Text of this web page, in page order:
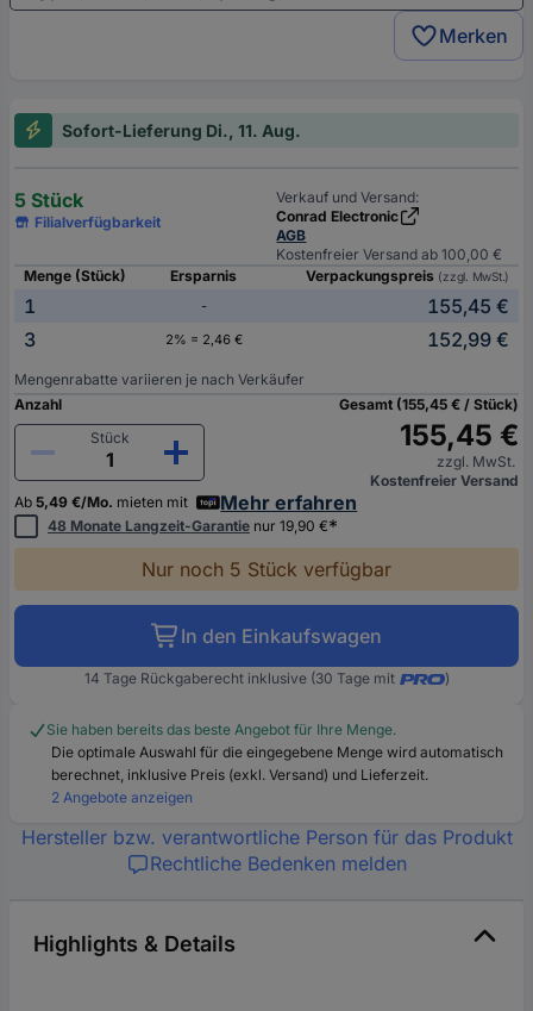
Merken
Sofort-Lieferung Di., 11. Aug.
5 Stück
Filialverfügbarkeit
Verkauf und Versand:
Conrad Electronic
AGB
Kostenfreier Versand ab 100,00 €
Menge (Stück)
Ersparnis Verpackungspreis (zzgl. MwSt.)
1 -
155,45 €
3
2% = 2,46 € 152,99 €
Mengenrabatte variieren je nach Verkäufer
Anzahl
Stück
Gesamt (155,45 € / Stück)
155,45 €
zzgl. MwSt.
Kostenfreier Versand
Ab 5,49 €/Mo. mieten mit Mehr erfahren
48 Monate Langzeit-Garantie nur 19,90 €*
Nur noch 5 Stück verfügbar
In den Einkaufswagen
14 Tage Rückgaberecht inklusive (30 Tage mit )
Sie haben bereits das beste Angebot für Ihre Menge.
Die optimale Auswahl für die eingegebene Menge wird automatisch
berechnet, inklusive Preis (exkl. Versand) und Lieferzeit.
2 Angebote anzeigen
Hersteller bzw. verantwortliche Person für das Produkt
Rechtliche Bedenken melden
Highlights & Details